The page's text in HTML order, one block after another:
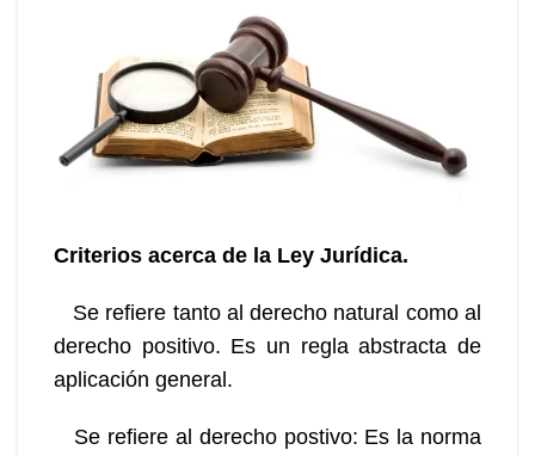
Criterios acerca de la Ley Jurídica.
Se refiere tanto al derecho natural como al
derecho positivo. Es un regla abstracta de
aplicación general.
Se refiere al derecho postivo: Es la norma